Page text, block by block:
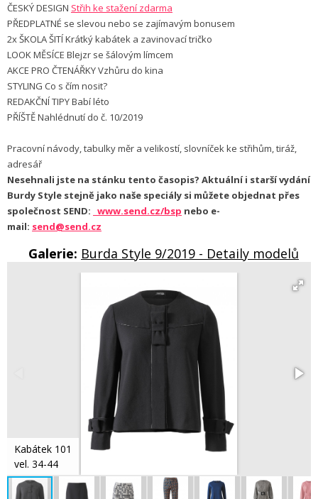
ČESKÝ DESIGN Střih ke stažení zdarma
PŘEDPLATNÉ se slevou nebo se zajímavým bonusem
2x ŠKOLA ŠITÍ Krátký kabátek a zavinovací tričko
LOOK MĚSÍCE Blejzr se šálovým límcem
AKCE PRO ČTENÁŘKY Vzhůru do kina
STYLING Co s čím nosit?
REDAKČNÍ TIPY Babí léto
PŘÍŠTĚ Nahlédnutí do č. 10/2019
Pracovní návody, tabulky měr a velikostí, slovníček ke střihům, tiráž,
adresář
Nesehnali jste na stánku tento časopis? Aktuální i starší vydání
Burdy Style stejně jako naše speciály si můžete objednat přes
společnost SEND: www.send.cz/bsp nebo e-
mail: send@send.cz
Galerie: Burda Style 9/2019 - Detaily modelů
Kabátek 101
vel. 34-44